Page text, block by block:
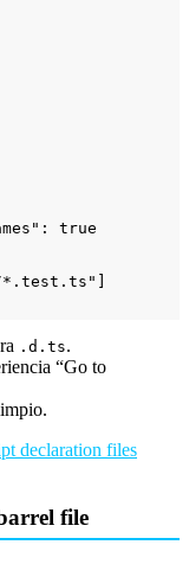
: true
.d.ts.
“Go to
declaration files
file